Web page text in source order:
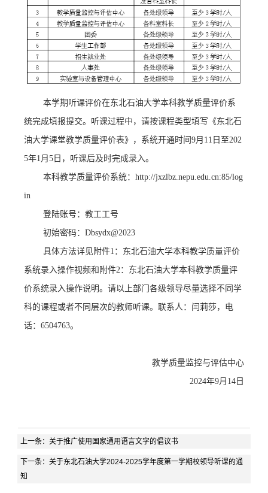
本学期听课评价在东北石油大学本科教学质量评价系
统完成填报提交。 听课过程中，请按课程类型填写《东北石
油大学课堂教学质量评价表》， 系统开通时间9月11日至202
5年1月5日，听课后及时完成录入。
本科教学质量评价系统：http://jxzlbz.nepu.edu.cn:85/log
in
登陆账号：教工工号
初始密码：Dbsydx@2023
具体方法详见附件1 ： 东北石油大学本科教学质量评价
系统录入操作视频和附件2：东北石油大学本科教学质量评
价系统录入操作说明。请以上部门各级领导尽量选择不同学
科的课程或者不同层次的教师听课。联系人：闫莉莎，电
话：6504763。
教学质量监控与评估中心
2024年9月 14日
上一条： 关于推广使用国家通用语言文字的倡议书
下一条： 关于东北石油大学2024-2025学年度第一学期校领导听课的通
知